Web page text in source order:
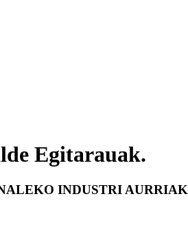
Egitarauak.
INDUSTRI AURRIAK